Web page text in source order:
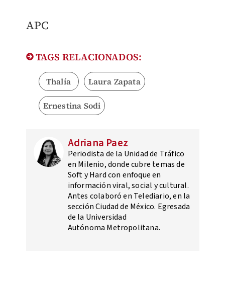
APC
TAGS RELACIONADOS:
Thalía Laura Zapata
Ernestina Sodi
Adriana Paez
Periodista de la Unidad de Tráfico
en Milenio, donde cubre temas de
Soft y Hard con enfoque en
información viral, social y cultural.
Antes colaboró en Telediario, en la
sección Ciudad de México. Egresada
de la Universidad
Autónoma Metropolitana.